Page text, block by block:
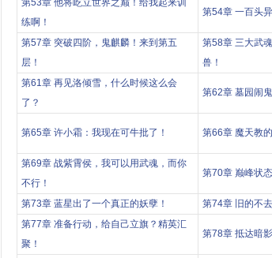
第53章 他将屹立世界之巅！给我起来训
练啊！
第54章 一百头
第57章 突破四阶，鬼麒麟！来到第五
层！
第58章 三大武
兽！
第61章 再见洛倾雪，什么时候这么会
了？
第62章 墓园闹
第65章 许小霜：我现在可牛批了！ 第66章 魔天教
第69章 战紫霄侯，我可以用武魂，而你
不行！
第70章 巅峰状
第73章 蓝星出了一个真正的妖孽！ 第74章 旧的不
第77章 准备行动，给自己立旗？精英汇
聚！
第78章 抵达暗